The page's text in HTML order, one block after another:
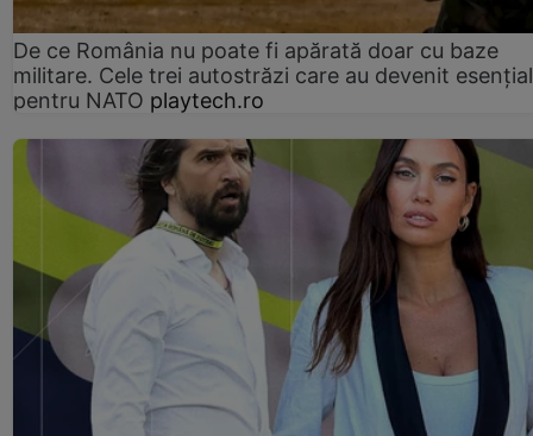
De ce România nu poate fi apărată doar cu baze
militare. Cele trei autostrăzi care au devenit
pentru NATO playtech.ro